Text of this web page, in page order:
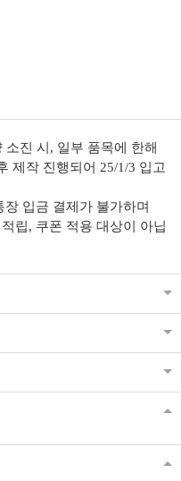
소진 시, 일부 품목에 한해
제작 진행되어 25/1/3 입고
장 입금 결제가 불가하며
립, 쿠폰 적용 대상이 아닙